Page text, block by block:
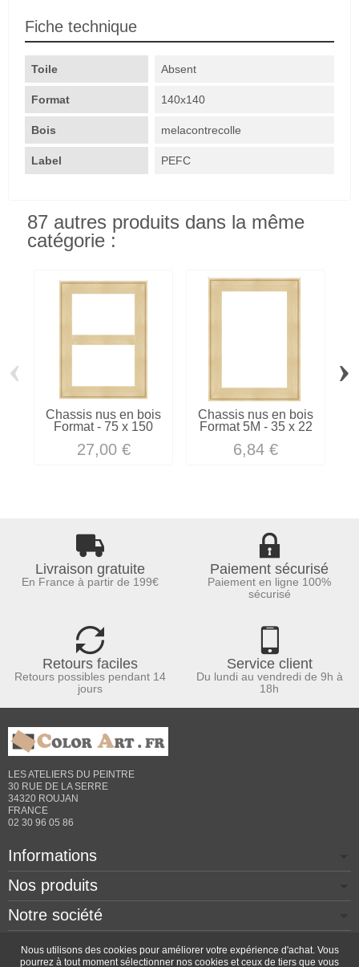
Fiche technique
Toile Absent
Format 140x140
Bois melacontrecolle
Label PEFC
87 autres produits dans la même
catégorie :
Chassis nus en bois
Format - 75 x 150
27,00 €
Chassis nus en bois
Format 5M - 35 x 22
6,84 €
‹ ›
Livraison gratuite
En France à partir de 199€
Paiement sécurisé
Paiement en ligne 100%
sécurisé
Retours faciles
Retours possibles pendant 14
jours
Service client
Du lundi au vendredi de 9h à
18h
LES ATELIERS DU PEINTRE
30 RUE DE LA SERRE
34320 ROUJAN
FRANCE
02 30 96 05 86
Informations
Nos produits
Notre société
Contactez-nous
Nous utilisons des cookies pour améliorer votre expérience d'achat. Vous
pourrez à tout moment sélectionner nos cookies et ceux de tiers que vous